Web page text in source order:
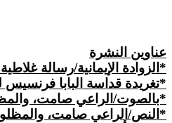
عناوين النشرة
*الزوادة الإيمانية/رسالة غلاطية الفصل 1/6-
*تغريدة قداسة البابا فرنسيس
*بالصوت/الراعي صامت،
*النص/الراعي صامت، والمظلوم